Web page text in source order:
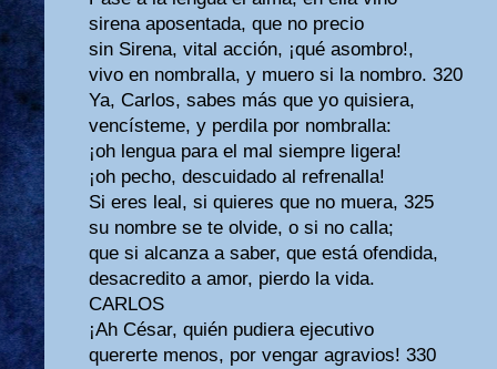
sirena aposentada, que no precio
sin Sirena, vital acción, ¡qué asombro!,
vivo en nombralla, y muero si la nombro. 320
Ya, Carlos, sabes más que yo quisiera,
vencísteme, y perdila por nombralla:
¡oh lengua para el mal siempre ligera!
¡oh pecho, descuidado al refrenalla!
Si eres leal, si quieres que no muera, 325
su nombre se te olvide, o si no calla;
que si alcanza a saber, que está ofendida,
desacredito a amor, pierdo la vida.
CARLOS
¡Ah César, quién pudiera ejecutivo
quererte menos, por vengar agravios! 330